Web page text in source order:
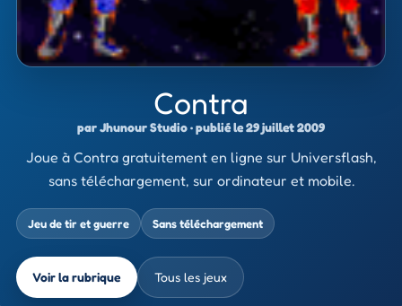
Contra
par Jhunour Studio · publié le 29 juillet 2009
Joue à Contra gratuitement en ligne sur Universflash,
sans téléchargement, sur ordinateur et mobile.
Jeu de tir et guerre Sans téléchargement
Voir la rubrique Tous les jeux